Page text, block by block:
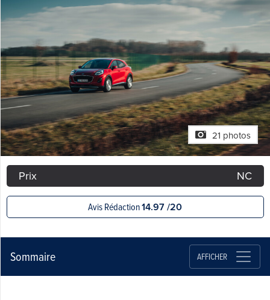
21 photos
Prix NC
Avis Rédaction14.97 /20
Sommaire AFFICHER